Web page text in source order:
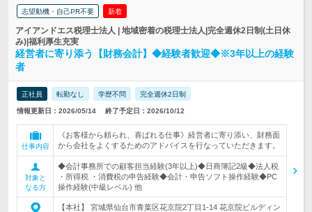
志望動機・自己PR不要 新着
アイアンドエス税理士法人 | 地域密着の税理士法人|完全週休2日制(土日休
み)|福利厚生充実
経営者に寄り添う【財務会計】◆経験者歓迎◆※3年以上の経験
者
正社員 転勤なし 学歴不問 完全週休2日制
情報更新日：2026/05/14 終了予定日：2026/10/12
仕事内容
《お客様から頼られ、喜ばれる仕事》経営者に寄り添い、財務面
から会社をよくするためのアドバイスを行なっていただきます。
対象と
なる方
◆会計事務所での顧客担当経験(3年以上)◆日商簿記2級◆法人税
・所得税 ・消費税の申告経験◆会計・申告ソフト操作経験◆PC
操作経験(中級レベル) 他
【本社】 宮城県仙台市青葉区花京院2丁目1-14 花京院ビルディン